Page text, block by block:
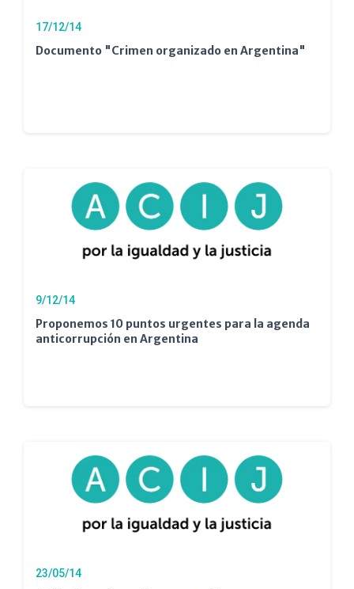
17/12/14
Documento "Crimen organizado en Argentina"
9/12/14
Proponemos 10 puntos urgentes para la agenda
anticorrupción en Argentina
23/05/14